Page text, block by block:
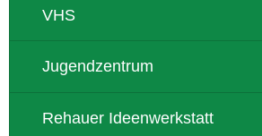
VHS
Jugendzentrum
Rehauer Ideenwerkstatt